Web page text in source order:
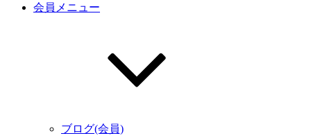
会員メニュー
ブログ(会員)